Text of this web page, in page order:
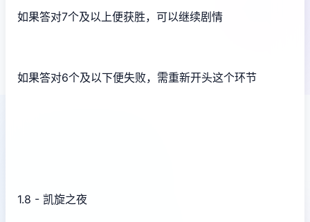
如果答对7个及以上便获胜，可以继续剧情
如果答对6个及以下便失败，需重新开头这个环节
1.8 - 凯旋之夜